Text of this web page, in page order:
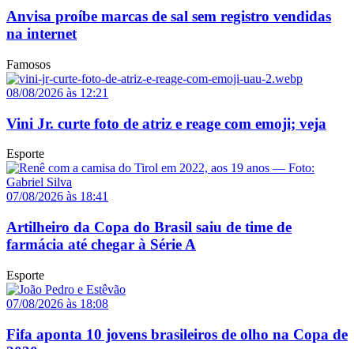
Anvisa proíbe marcas de sal sem registro vendidas
na internet
Famosos
08/08/2026 às 12:21
Vini Jr. curte foto de atriz e reage com emoji; veja
Esporte
07/08/2026 às 18:41
Artilheiro da Copa do Brasil saiu de time de
farmácia até chegar à Série A
Esporte
07/08/2026 às 18:08
Fifa aponta 10 jovens brasileiros de olho na Copa de